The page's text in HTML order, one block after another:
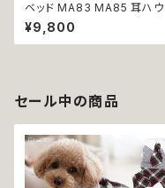
ベッド MA83 MA85 耳ハウ
ブルー レッドピンク ☆ しっぽ
犬 猫 ペット 星 スター カラフ
イヤー 返品交換不可
¥9,800
セール中の商品